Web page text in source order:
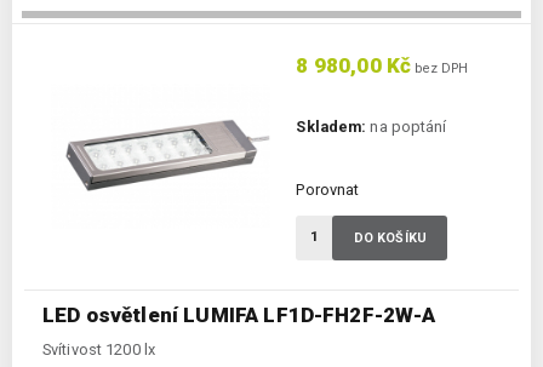
LED osvětlení LUMIFA LF1D-FH2F-2W-A
Svítivost 1200 lx
8 980,00 Kč bez DPH
Skladem: na poptání
Porovnat
DO KOŠÍKU